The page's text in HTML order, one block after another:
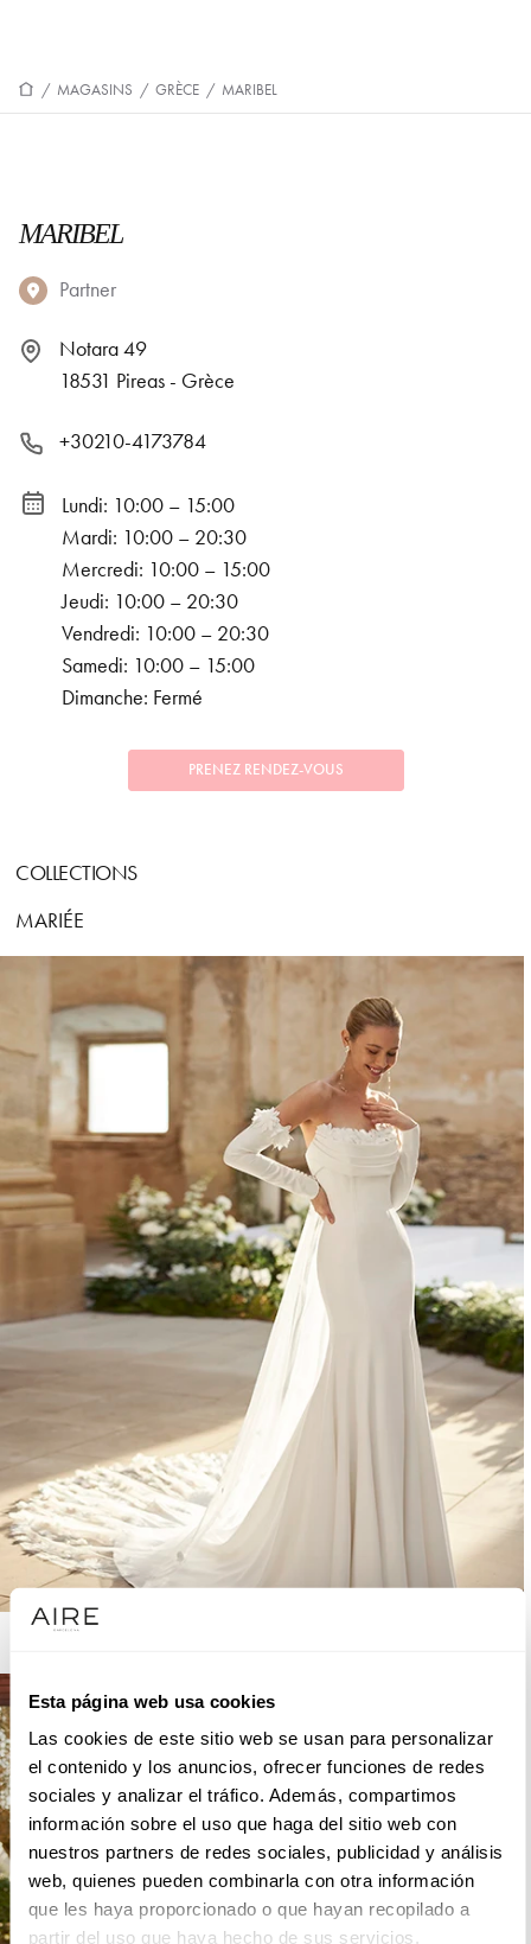
Esta página web usa cookies
Las cookies de este sitio web se usan para personalizar
el contenido y los anuncios, ofrecer funciones de redes
sociales y analizar el tráfico. Además, compartimos
información sobre el uso que haga del sitio web con
nuestros partners de redes sociales, publicidad y análisis
web, quienes pueden combinarla con otra información
que les haya proporcionado o que hayan recopilado a
partir del uso que haya hecho de sus servicios.
/ MAGASINS / GRÈCE / MARIBEL
MARIBEL
Partner
Notara 49
18531 Pireas - Grèce
+30210-4173784
Lundi: 10:00 – 15:00
Mardi: 10:00 – 20:30
Mercredi: 10:00 – 15:00
Jeudi: 10:00 – 20:30
Vendredi: 10:00 – 20:30
Samedi: 10:00 – 15:00
Dimanche: Fermé
PRENEZ RENDEZ-VOUS
COLLECTIONS
MARIÉE
AIRE BARCELONA